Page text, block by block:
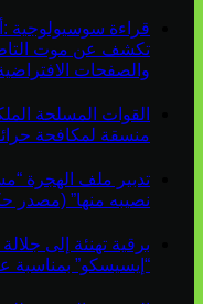
قراءة سوسيولوجية
تكشف عن موت
والصفحات
القوات المسلحة
منسقة لمكافحة
تدبير ملف الهجرة
نصيبه منها” (مصدر
برقية تهنئة إلى
“إيسيسكو” بمناسبة